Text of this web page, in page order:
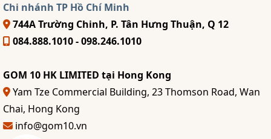
Chi nhánh TP Hồ Chí Minh
744A Trường Chinh, P. Tân Hưng Thuận, Q 12
084.888.1010 - 098.246.1010
GOM 10 HK LIMITED tại Hong Kong
Yam Tze Commercial Building, 23 Thomson Road, Wan
Chai, Hong Kong
info@gom10.vn